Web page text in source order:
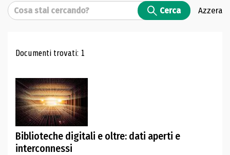
Cerca Cerca Azzera
Risultati di ricerca
Documenti trovati: 1
Biblioteche digitali e oltre: dati aperti e
interconnessi